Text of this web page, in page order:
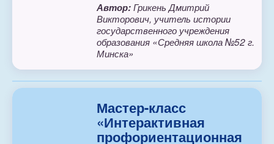
Автор:Грикень Дмитрий
Викторович, учитель истории
государственного учреждения
образования «Средняя школа №52 г.
Минска»
Мастер-класс
«Интерактивная
профориентационная